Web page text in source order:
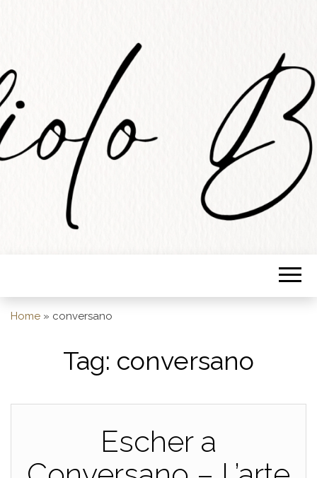
STUDIOLO
BARESE
Home » conversano
Tag: conversano
Escher a